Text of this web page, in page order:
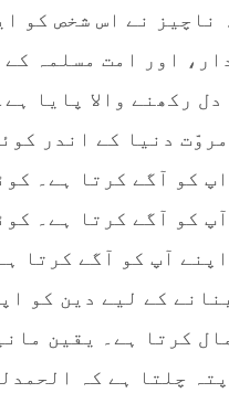
ناچیز نے اس شخص کو
اور امت مسلمہ کے
رکھنے والا پایا
دنیا کے اندر
کو آگے کرتا ہے۔
کو آگے کرتا ہے۔
آپ کو آگے کرتا
کے لیے دین کو
کرتا ہے۔ یقین
چلتا ہے کہ